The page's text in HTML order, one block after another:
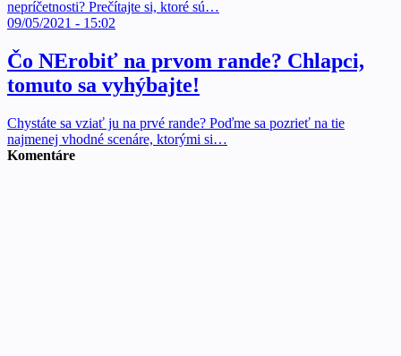
nepríčetnosti? Prečítajte si, ktoré sú…
09/05/2021 - 15:02
Čo NErobiť na prvom rande? Chlapci,
tomuto sa vyhýbajte!
Chystáte sa vziať ju na prvé rande? Poďme sa pozrieť na tie
najmenej vhodné scenáre, ktorými si…
Komentáre